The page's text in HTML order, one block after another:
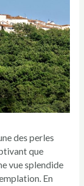
des perles
que
vue splendide
En